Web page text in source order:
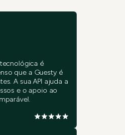
é
que a Guesty é
A sua API ajuda a
e o apoio ao